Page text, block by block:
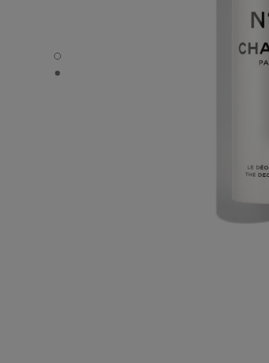
N°5 - Vista por defecto
N°5 - Vista alternativa 1